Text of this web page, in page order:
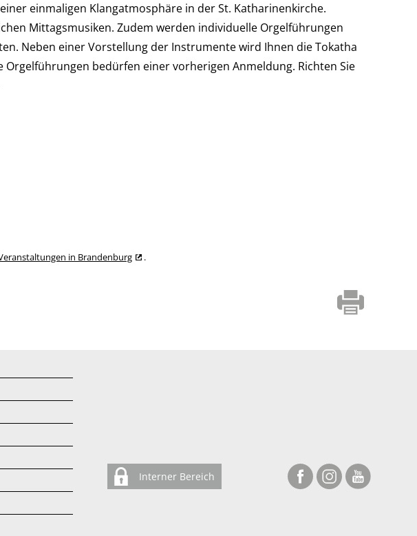
einmaligen Klangatmosphäre in der St. Katharinenkirche.
Mittagsmusiken. Zudem werden individuelle Orgelführungen
Neben einer Vorstellung der Instrumente wird Ihnen die Tokatha
bedürfen einer vorherigen Anmeldung. Richten Sie
in Brandenburg .
Interner Bereich